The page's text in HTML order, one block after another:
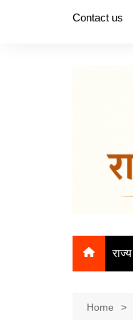
Contact us
राज्य
Home